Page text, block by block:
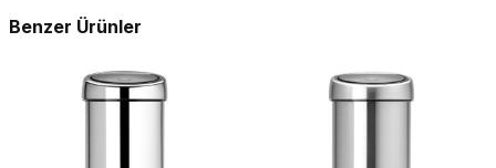
Benzer Ürünler